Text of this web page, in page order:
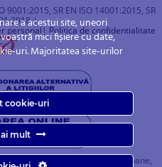
9001:2015, SR EN ISO 14001:2015, SR
|
personal| Politica de confidentialitate
baterii pentru automobile, camioane,
a acestui site, uneori
mici fișiere cu date,
uri. Majoritatea site-urilor
cookie-uri
mult